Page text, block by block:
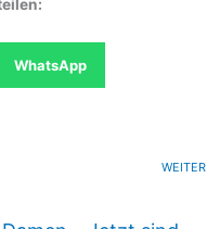
WhatsApp
WEITER